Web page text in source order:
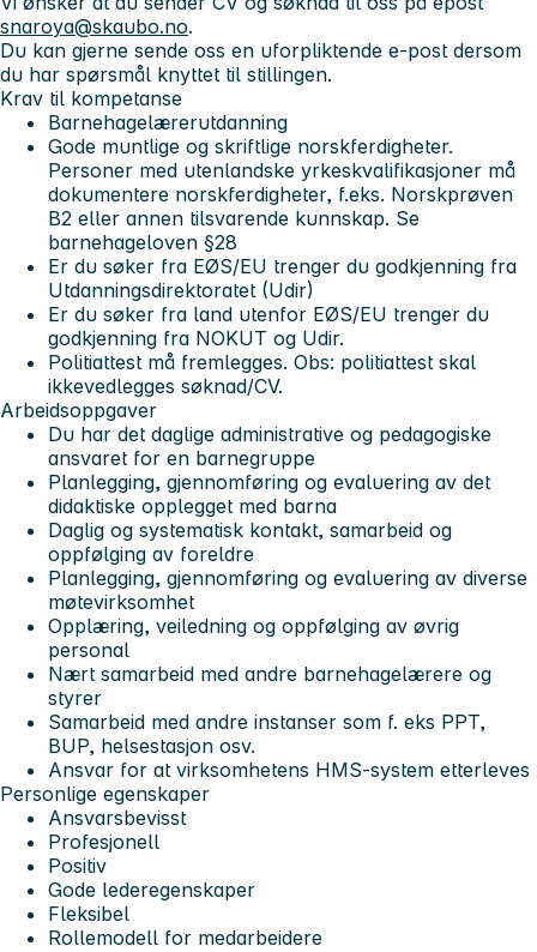
snaroya@skaubo.no.
Du kan gjerne sende oss en uforpliktende e-post dersom
du har spørsmål knyttet til stillingen.
Krav til kompetanse
Barnehagelærerutdanning
Gode muntlige og skriftlige norskferdigheter.
Personer med utenlandske yrkeskvalifikasjoner må
dokumentere norskferdigheter, f.eks. Norskprøven
B2 eller annen tilsvarende kunnskap. Se
barnehageloven §28
Er du søker fra EØS/EU trenger du godkjenning fra
Utdanningsdirektoratet (Udir)
Er du søker fra land utenfor EØS/EU trenger du
godkjenning fra NOKUT og Udir.
Politiattest må fremlegges. Obs: politiattest skal
ikkevedlegges søknad/CV.
Arbeidsoppgaver
Du har det daglige administrative og pedagogiske
ansvaret for en barnegruppe
Planlegging, gjennomføring og evaluering av det
didaktiske opplegget med barna
Daglig og systematisk kontakt, samarbeid og
oppfølging av foreldre
Planlegging, gjennomføring og evaluering av diverse
møtevirksomhet
Opplæring, veiledning og oppfølging av øvrig
personal
Nært samarbeid med andre barnehagelærere og
styrer
Samarbeid med andre instanser som f. eks PPT,
BUP, helsestasjon osv.
Ansvar for at virksomhetens HMS-system etterleves
Personlige egenskaper
Ansvarsbevisst
Profesjonell
Positiv
Gode lederegenskaper
Fleksibel
Rollemodell for medarbeidere